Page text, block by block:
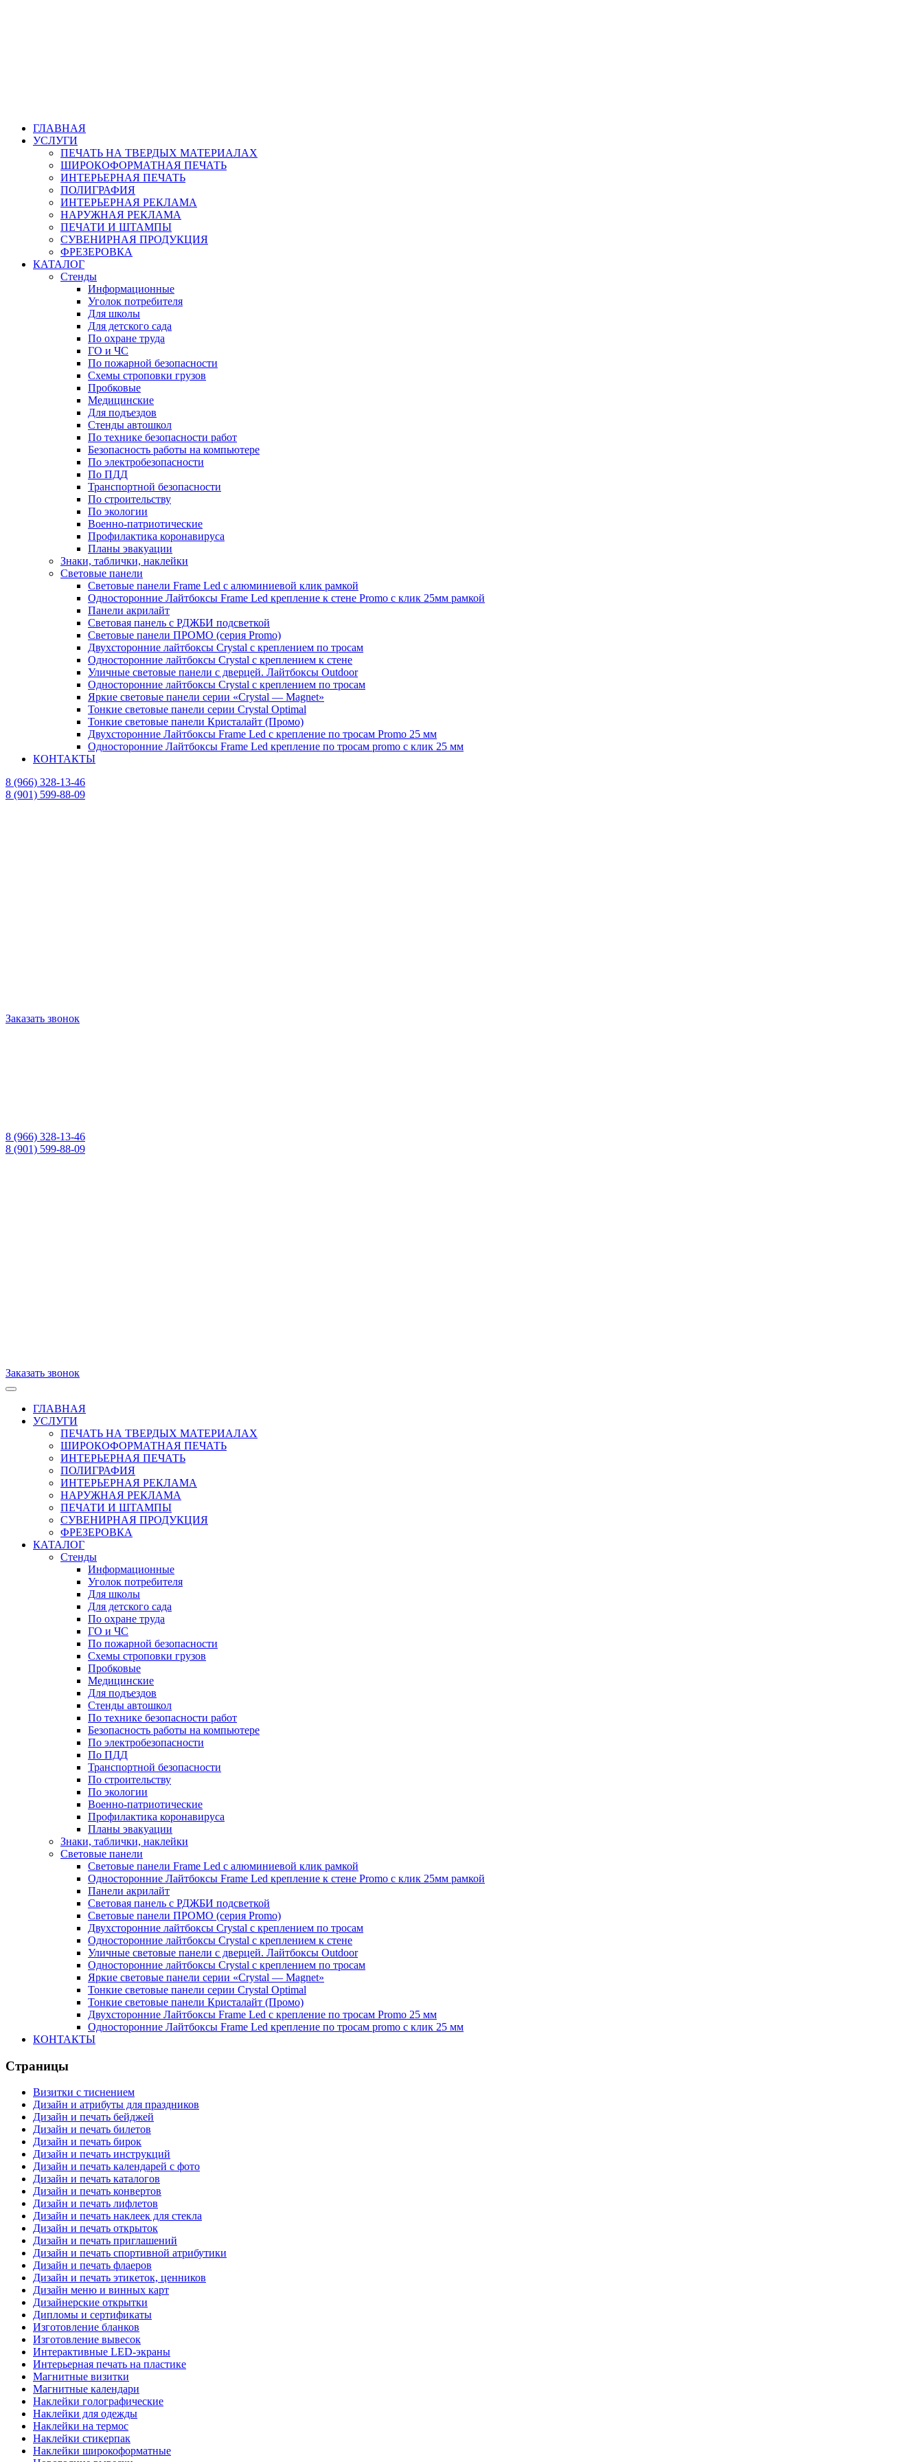
ГЛАВНАЯ
УСЛУГИ
ПЕЧАТЬ НА ТВЕРДЫХ МАТЕРИАЛАХ
ШИРОКОФОРМАТНАЯ ПЕЧАТЬ
ИНТЕРЬЕРНАЯ ПЕЧАТЬ
ПОЛИГРАФИЯ
ИНТЕРЬЕРНАЯ РЕКЛАМА
НАРУЖНАЯ РЕКЛАМА
ПЕЧАТИ И ШТАМПЫ
СУВЕНИРНАЯ ПРОДУКЦИЯ
ФРЕЗЕРОВКА
КАТАЛОГ
Стенды
Информационные
Уголок потребителя
Для школы
Для детского сада
По охране труда
ГО и ЧС
По пожарной безопасности
Схемы строповки грузов
Пробковые
Медицинские
Для подъездов
Стенды автошкол
По технике безопасности работ
Безопасность работы на компьютере
По электробезопасности
По ПДД
Транспортной безопасности
По строительству
По экологии
Военно-патриотические
Профилактика коронавируса
Планы эвакуации
Знаки, таблички, наклейки
Световые панели
Световые панели Frame Led с алюминиевой клик рамкой
Односторонние Лайтбоксы Frame Led крепление к стене Promo с клик 25мм рамкой
Панели акрилайт
Световая панель с РДЖБИ подсветкой
Световые панели ПРОМО (серия Promo)
Двухсторонние лайтбоксы Crystal с креплением по тросам
Односторонние лайтбоксы Crystal с креплением к стене
Уличные световые панели с дверцей. Лайтбоксы Outdoor
Односторонние лайтбоксы Crystal с креплением по тросам
Яркие световые панели серии «Crystal — Magnet»
Тонкие световые панели серии Crystal Optimal
Тонкие световые панели Кристалайт (Промо)
Двухсторонние Лайтбоксы Frame Led с крепление по тросам Promo 25 мм
Односторонние Лайтбоксы Frame Led крепление по тросам promo с клик 25 мм
КОНТАКТЫ
8 (966) 328-13-46
8 (901) 599-88-09
Заказать звонок
8 (966) 328-13-46
8 (901) 599-88-09
Заказать звонок
ГЛАВНАЯ
УСЛУГИ
ПЕЧАТЬ НА ТВЕРДЫХ МАТЕРИАЛАХ
ШИРОКОФОРМАТНАЯ ПЕЧАТЬ
ИНТЕРЬЕРНАЯ ПЕЧАТЬ
ПОЛИГРАФИЯ
ИНТЕРЬЕРНАЯ РЕКЛАМА
НАРУЖНАЯ РЕКЛАМА
ПЕЧАТИ И ШТАМПЫ
СУВЕНИРНАЯ ПРОДУКЦИЯ
ФРЕЗЕРОВКА
КАТАЛОГ
Стенды
Информационные
Уголок потребителя
Для школы
Для детского сада
По охране труда
ГО и ЧС
По пожарной безопасности
Схемы строповки грузов
Пробковые
Медицинские
Для подъездов
Стенды автошкол
По технике безопасности работ
Безопасность работы на компьютере
По электробезопасности
По ПДД
Транспортной безопасности
По строительству
По экологии
Военно-патриотические
Профилактика коронавируса
Планы эвакуации
Знаки, таблички, наклейки
Световые панели
Световые панели Frame Led с алюминиевой клик рамкой
Односторонние Лайтбоксы Frame Led крепление к стене Promo с клик 25мм рамкой
Панели акрилайт
Световая панель с РДЖБИ подсветкой
Световые панели ПРОМО (серия Promo)
Двухсторонние лайтбоксы Crystal с креплением по тросам
Односторонние лайтбоксы Crystal с креплением к стене
Уличные световые панели с дверцей. Лайтбоксы Outdoor
Односторонние лайтбоксы Crystal с креплением по тросам
Яркие световые панели серии «Crystal — Magnet»
Тонкие световые панели серии Crystal Optimal
Тонкие световые панели Кристалайт (Промо)
Двухсторонние Лайтбоксы Frame Led с крепление по тросам Promo 25 мм
Односторонние Лайтбоксы Frame Led крепление по тросам promo с клик 25 мм
КОНТАКТЫ
Страницы
Визитки с тиснением
Дизайн и атрибуты для праздников
Дизайн и печать бейджей
Дизайн и печать билетов
Дизайн и печать бирок
Дизайн и печать инструкций
Дизайн и печать календарей с фото
Дизайн и печать каталогов
Дизайн и печать конвертов
Дизайн и печать лифлетов
Дизайн и печать наклеек для стекла
Дизайн и печать открыток
Дизайн и печать приглашений
Дизайн и печать спортивной атрибутики
Дизайн и печать флаеров
Дизайн и печать этикеток, ценников
Дизайн меню и винных карт
Дизайнерские открытки
Дипломы и сертификаты
Изготовление бланков
Изготовление вывесок
Интерактивные LED-экраны
Интерьерная печать на пластике
Магнитные визитки
Магнитные календари
Наклейки голографические
Наклейки для одежды
Наклейки на термос
Наклейки стикерпак
Наклейки широкоформатные